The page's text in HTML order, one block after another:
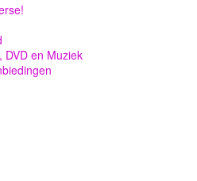
DVD en Muziek